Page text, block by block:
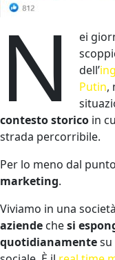
N
ei
dell’
Putin,
contesto storico in
strada percorribile.
Per lo meno dal
marketing.
Viviamo in una
aziende chesi
quotidianamentesu